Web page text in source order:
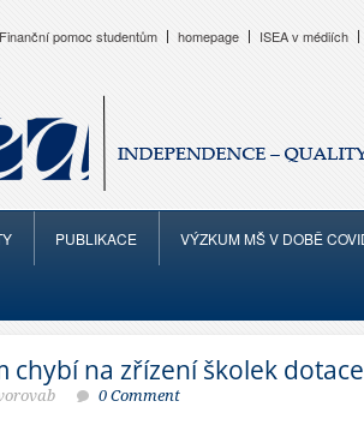
Finanční pomoc studentům homepage ISEA v médiích
PUBLIKACE VÝZKUM MŠ V DOBĚ
chybí na zřízení školek dotace
0 Comment